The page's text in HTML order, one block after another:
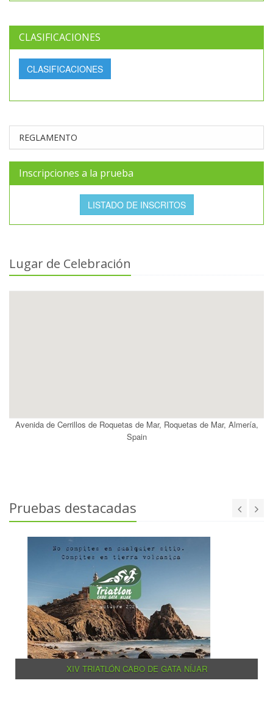
CLASIFICACIONES
CLASIFICACIONES
REGLAMENTO
Inscripciones a la prueba
LISTADO DE INSCRITOS
Lugar de Celebración
Avenida de Cerrillos de Roquetas de Mar, Roquetas de Mar, Almería,
Spain
Pruebas destacadas
XIV TRIATLÓN CABO DE GATA NÍJAR